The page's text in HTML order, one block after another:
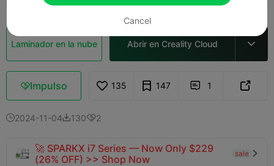
Laminador en la nube Abrir en Creality Cloud 
Impulso 135 147  1 
2024-11-041302
🚀 SPARKX i7 Series — Now Only $229
(26% OFF) >> Shop Now
sale 
Cancel